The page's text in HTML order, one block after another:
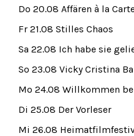
Do 20.08 Affären à la
Fr 21.08 Stilles Chaos
Sa 22.08 Ich habe sie
So 23.08 Vicky Cristina
Mo 24.08 Willkommen
Di 25.08 Der Vorleser
Mi 26.08